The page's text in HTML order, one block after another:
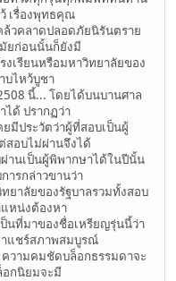
เรื่องพุทธคุณ
วคลาดปลอดภัยนิรันตราย
ยก่อนนั้นก็ยังมี
งเรียนหรือมหาวิทยาลัยของ
บไหว้บูชา
นี้... โดยได้บนบานศาล
ได้ ปรากฏว่า
มีประวัตว่าผู้ที่สอบเป็นผู้
สอบไม่ผ่านจึงได้
านเป็นผู้พิพากษาได้ในปีนั้น
ารกล่าวขานว่า
ยาลัยของรัฐบาลรวมทั้งสอบ
แหน่งต้องหา
นที่มาของชื่อเหรียญรุ่นนี้ว่า
แชร์สภาพสมบูรณ์
วามคมชัดบล็อกธรรมดาจะ
กนิยมจะมี